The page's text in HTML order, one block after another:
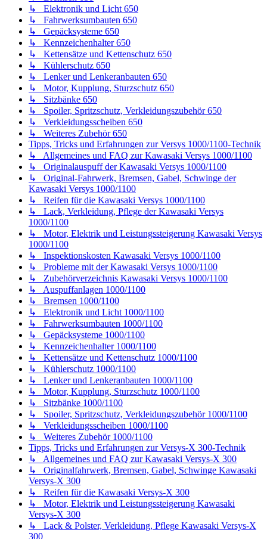
↳ Kettensätze und Kettenschutz 1000/1100
↳ Kühlerschutz 1000/1100
↳ Lenker und Lenkeranbauten 1000/1100
↳ Motor, Kupplung, Sturzschutz 1000/1100
↳ Sitzbänke 1000/1100
↳ Spoiler, Spritzschutz, Verkleidungszubehör 1000/1100
↳ Verkleidungsscheiben 1000/1100
↳ Weiteres Zubehör 1000/1100
Tipps, Tricks und Erfahrungen zur Versys-X 300-Technik
↳ Allgemeines und FAQ zur Kawasaki Versys-X 300
↳ Originalfahrwerk, Bremsen, Gabel, Schwinge Kawasaki
Versys-X 300
↳ Reifen für die Kawasaki Versys-X 300
↳ Motor, Elektrik und Leistungssteigerung Kawasaki
Versys-X 300
↳ Lack & Polster, Verkleidung, Pflege Kawasaki Versys-X
300
↳ Inspektionskosten Kawasaki Versys-X 300
↳ Probleme mit der Kawasaki Versys-X 300
↳ Zubehör zur Kawasaki Versys-X 300
Weitere Motorradthemen
↳ GPS und Navigation
↳ Navihalter, Ganganzeigen, Cockpitanbauteile 300 650
1000
↳ Spiegel 300, 650, 1000
↳ Koffer und Gepäck allgemein
↳ Werkzeugkiste
↳ Kettenpflege, Kettenschmiersysteme 300, 650, 1000
↳ Licht, Leuchten, Lampen
↳ Motorrad-Bekleidung
↳ Rechtliches zum Motorrad
↳ Schrauber-Latein
↳ Fremdfabrikate
Small Talk, Rund ums Forum
↳ Vorstellung neuer Versysfreunde / Verabschiedung
↳ Glückwünsche und Grüße
↳ Quassel-Ecke
↳ Pleiten, Pech und Pannen
↳ Schmunzel-Ecke
↳ Dein Motorrad
↳ Versysforum Merchandise
↳ International Versys-X 300, Versys 650 and Versys 1000
Area
↳ Testboard
Marktplatz
↳ Biete
↳ Suche
↳ Infos von gewerbetreibenden Mitgliedern